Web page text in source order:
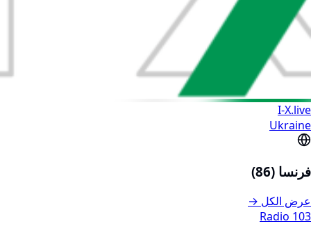
I-X.live
Ukraine
فرنسا (86)
عرض الكل →
103 Radio